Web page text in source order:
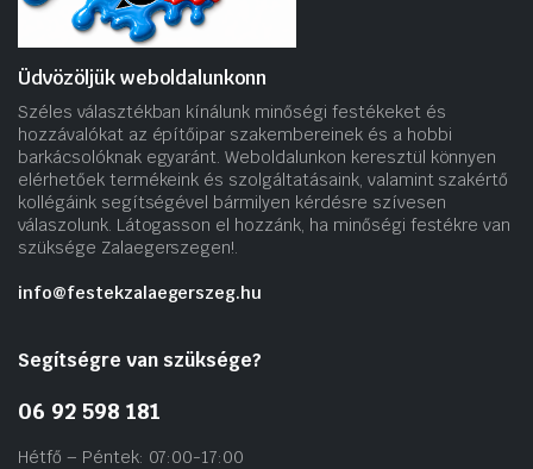
Üdvözöljük weboldalunkonn
Széles választékban kínálunk minőségi festékeket és
hozzávalókat az építőipar szakembereinek és a hobbi
barkácsolóknak egyaránt. Weboldalunkon keresztül könnyen
elérhetőek termékeink és szolgáltatásaink, valamint szakértő
kollégáink segítségével bármilyen kérdésre szívesen
válaszolunk. Látogasson el hozzánk, ha minőségi festékre van
szüksége Zalaegerszegen!.
info@festekzalaegerszeg.hu
Segítségre van szüksége?
06 92 598 181
Hétfő – Péntek: 07:00-17:00